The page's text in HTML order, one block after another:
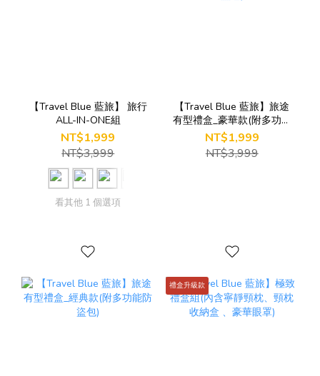
【Travel Blue 藍旅】 旅行
ALL-IN-ONE組
NT$1,999
NT$3,999
看其他 1 個選項
【Travel Blue 藍旅】旅途
有型禮盒_豪華款(附多功能
防盜包)
NT$1,999
NT$3,999
禮盒升級款